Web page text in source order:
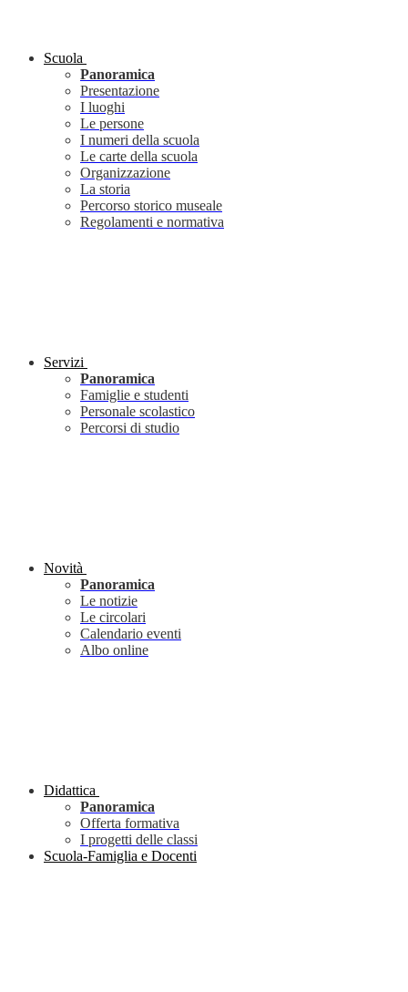
Scuola
Panoramica
Presentazione
I luoghi
Le persone
I numeri della scuola
Le carte della scuola
Organizzazione
La storia
Percorso storico museale
Regolamenti e normativa
Servizi
Panoramica
Famiglie e studenti
Personale scolastico
Percorsi di studio
Novità
Panoramica
Le notizie
Le circolari
Calendario eventi
Albo online
Didattica
Panoramica
Offerta formativa
I progetti delle classi
Scuola-Famiglia e Docenti